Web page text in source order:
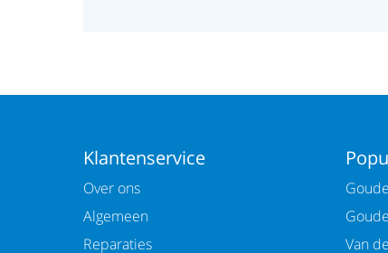
Klantenservice
Over ons
Algemeen
Reparaties
Van